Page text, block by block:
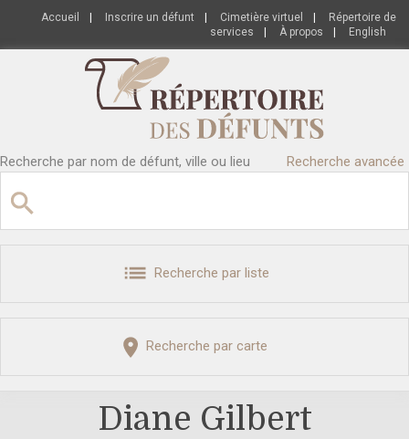
Accueil Inscrire un défunt Cimetière virtuel
Répertoire de
services
À propos English
Recherche par nom de défunt, ville ou lieu Recherche avancée
Recherche par liste
Recherche par carte
Diane Gilbert